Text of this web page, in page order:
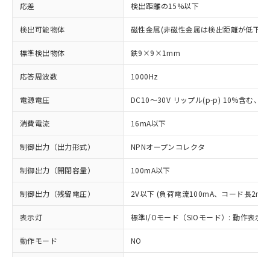
応差 検出距離の15%以下
検出可能物体 磁性金属(非磁性金属は検出距離が低下し
標準検出物体 鉄9×9×1mm
応答周波数 1000Hz
電源電圧 DC10～30V リップル(p-p) 10%含む、
消費電流 16mA以下
制御出力（出力形式） NPNオープンコレクタ
制御出力（開閉容量） 100mA以下
制御出力（残留電圧） 2V以下 (負荷電流100mA、コード長2m
表示灯 標準I/Oモード（SIOモード）: 動作表示
動作モード NO